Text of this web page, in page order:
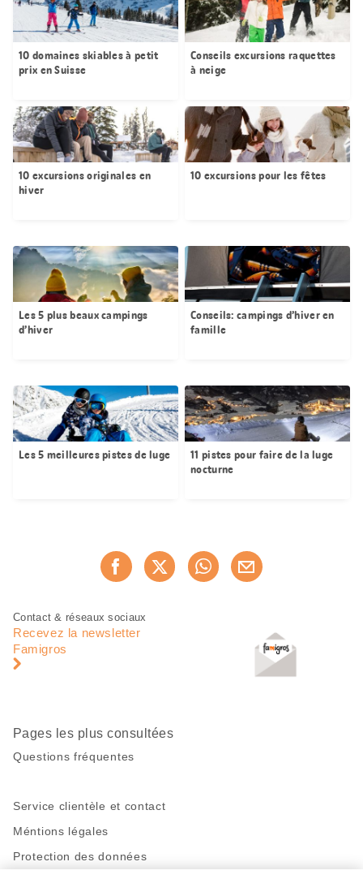
10 domaines skiables à petit
prix en Suisse
Conseils excursions raquettes
à neige
10 excursions originales en
hiver
10 excursions pour les fêtes
Les 5 plus beaux campings
d’hiver
Conseils: campings d’hiver en
famille
Les 5 meilleures pistes de luge
11 pistes pour faire de la luge
nocturne
Recommander maintenant
Pied
page
Navigation
pied
Contact & réseaux sociaux
Recevez la newsletter
Famigros
Pages les plus consultées
Questions fréquentes
Service clientèle et contact
Méntions légales
Protection des données